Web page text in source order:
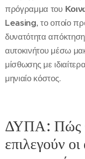
πρόγραμμα του
Leasing, το οποίο
δυνατότητα
αυτοκινήτου μέσω
μίσθωσης με
μηνιαίο κόστος.
ΔΥΠΑ: Πώς
επιλεγούν